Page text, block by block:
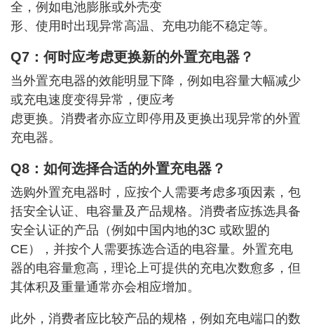
全，例如电池膨胀或外壳变
形、使用时出现异常高温、充电功能不稳定等。
Q7：何时应考虑更换新的外置充电器？
当外置充电器的效能明显下降，例如电容量大幅减少
或充电速度变得异常，便应考
虑更换。消费者亦应立即停用及更换出现异常的外置
充电器。
Q8：如何选择合适的外置充电器？
选购外置充电器时，应按个人需要考虑多项因素，包
括安全认证、电容量及产品规格。消费者应拣选具备
安全认证的产品（例如中国内地的3C 或欧盟的
CE），并按个人需要拣选合适的电容量。外置充电
器的电容量愈高，理论上可提供的充电次数愈多，但
其体积及重量通常亦会相应增加。
此外，消费者应比较产品的规格，例如充电端口的数